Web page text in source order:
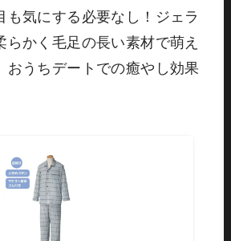
も気にする必要なし！ジェラ
らかく毛足の長い素材で萌え
おうちデートでの癒やし効果